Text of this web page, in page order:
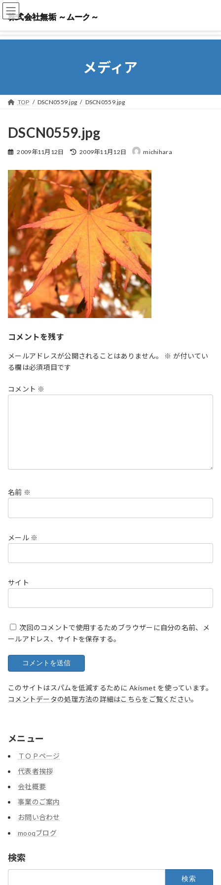
株式会社無垢 ～ムーク～
株式会社無垢 ～ムーク～
メディア
TOP DSCN0559.jpg DSCN0559.jpg
DSCN0559.jpg
2009年11月12日
最
新
日
時
:
2009年11月12日 michihara
コメントを残す
メールアドレスが公開されることはありません。 ※ が付いてい
る欄は必須項目です
コメント ※
名前 ※
メール ※
サイト
次回のコメントで使用するためブラウザーに自分の名前、メ
ールアドレス、サイトを保存する。
このサイトはスパムを低減するために Akismet を使っています。
コメントデータの処理方法の詳細はこちらをご覧ください。
メニュー
ＴＯＰページ
代表者挨拶
会社概要
事業のご案内
お問い合わせ
mooqブログ
検索